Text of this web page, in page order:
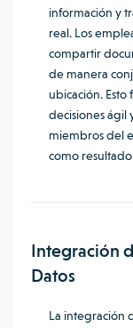
información y
real. Los
compartir
de manera
ubicación.
decisiones ágil
miembros del
como
Integración
Datos
La integración